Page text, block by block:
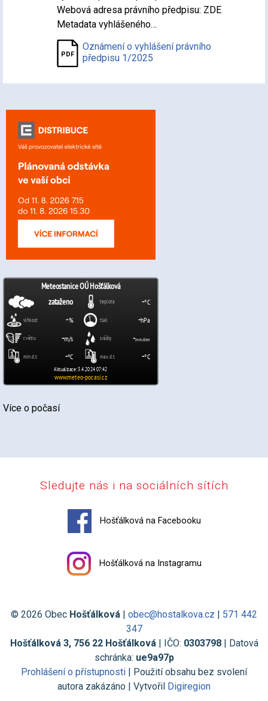
Více o počasí
Webová adresa právního předpisu: ZDE
Metadata vyhlášeného…
Oznámení o vyhlášení právního
předpisu 1/2025
Sledujte nás i na sociálních sítích
Hošťálková na Facebooku
Hošťálková na Instagramu
© 2026 Obec Hošťálková | obec@hostalkova.cz | 571 442
347
Hošťálková 3, 756 22 Hošťálková| IČO: 0303798| Datová
schránka: ue9a97p
Prohlášení o přístupnosti | Použití obsahu bez svolení
autora zakázáno | Vytvořil Digiregion